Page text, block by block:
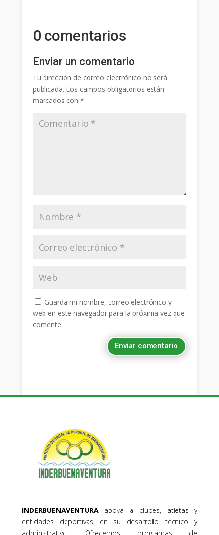
0 comentarios
Enviar un comentario
Tu dirección de correo electrónico no será
publicada. Los campos obligatorios están
marcados con*
Guarda mi nombre, correo electrónico y
web en este navegador para la próxima vez que
comente.
Enviar comentario
INDERBUENAVENTURAapoya a clubes, atletas y
entidades deportivas en su desarrollo técnico y
administrativo. Ofrecemos programas de